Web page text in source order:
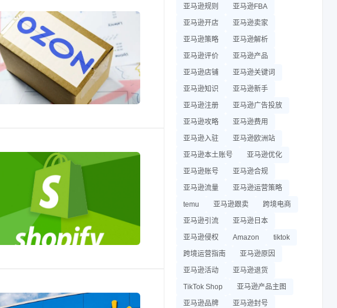
亚马逊规则
亚马逊FBA
亚马逊开店
亚马逊卖家
亚马逊策略
亚马逊解析
亚马逊评价
亚马逊产品
亚马逊店铺
亚马逊关键词
亚马逊知识
亚马逊新手
亚马逊注册
亚马逊广告投放
亚马逊攻略
亚马逊费用
亚马逊入驻
亚马逊欧洲站
亚马逊本土账号
亚马逊优化
亚马逊账号
亚马逊合规
亚马逊流量
亚马逊运营策略
temu
亚马逊跟卖
跨境电商
亚马逊引流
亚马逊日本
亚马逊侵权
Amazon
tiktok
跨境运营指南
亚马逊原因
亚马逊活动
亚马逊退货
TikTok Shop
亚马逊产品主图
亚马逊品牌
亚马逊封号